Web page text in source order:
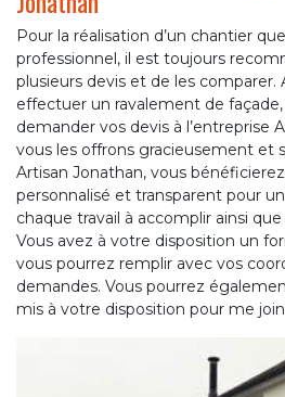
Pour la réalisation d’un chantier
professionnel, il est toujours
plusieurs devis et de les comparer.
effectuer un ravalement de façade,
demander vos devis à l’entreprise
vous les offrons gracieusement et
Artisan Jonathan, vous
personnalisé et transparent pour
chaque travail à accomplir ainsi
Vous avez à votre disposition un
vous pourrez remplir avec vos
demandes. Vous pourrez
mis à votre disposition pour me